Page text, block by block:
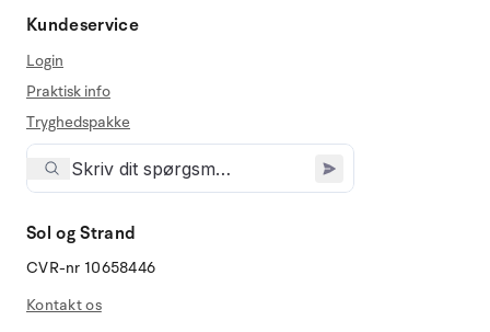
Kundeservice
Login
Praktisk info
Tryghedspakke
Sol og Strand
CVR-nr 10658446
Kontakt os